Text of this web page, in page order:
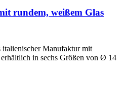
rundem, weißem Glas
italienischer Manufaktur mit
in sechs Größen von Ø 14